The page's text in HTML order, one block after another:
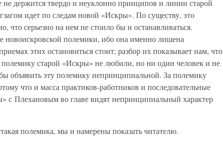
не держится твердо и неуклонно принципов и линии старой
идет по следам новой «Искры». По существу, это
что серьезно на нем не стоило бы и останавливаться.
новоискровской полемики, ибо она именно лишена
этих остановиться стоит; разбор их показывает нам, что
полемику старой «Искры» не любили, но ни один человек и не
объявить эту полемику непринципиальной. За полемику
что и масса практиков-работников и последовательные
с Плехановым во главе видят непринципиальный характер
полемика, мы и намерены показать читателю.